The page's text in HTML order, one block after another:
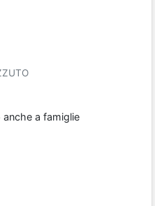
a famiglie